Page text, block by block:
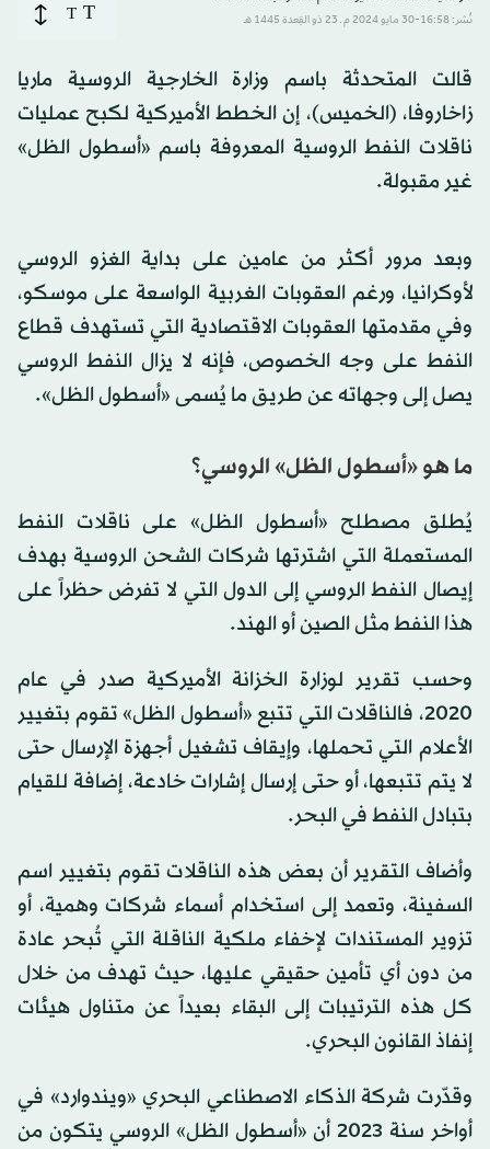
نُشر: 16:58-30 مايو 2024 م ـ 23 ذو القِعدة 1445 هـ
T
T
قالت المتحدثة باسم وزارة الخارجية الروسية ماريا
زاخاروفا، (الخميس)، إن الخطط الأميركية لكبح عمليات
ناقلات النفط الروسية المعروفة باسم «أسطول الظل»
غير مقبولة.
وبعد مرور أكثر من عامين على بداية الغزو الروسي
لأوكرانيا، ورغم العقوبات الغربية الواسعة على موسكو،
وفي مقدمتها العقوبات الاقتصادية التي تستهدف قطاع
النفط على وجه الخصوص، فإنه لا يزال النفط الروسي
يصل إلى وجهاته عن طريق ما يُسمى «أسطول الظل».
ما هو «أسطول الظل» الروسي؟
يُطلق مصطلح «أسطول الظل» على ناقلات النفط
المستعملة التي اشترتها شركات الشحن الروسية بهدف
إيصال النفط الروسي إلى الدول التي لا تفرض حظراً على
هذا النفط مثل الصين أو الهند.
وحسب تقرير لوزارة الخزانة الأميركية صدر في عام
2020، فالناقلات التي تتبع «أسطول الظل» تقوم بتغيير
الأعلام التي تحملها، وإيقاف تشغيل أجهزة الإرسال حتى
لا يتم تتبعها، أو حتى إرسال إشارات خادعة، إضافة للقيام
بتبادل النفط في البحر.
وأضاف التقرير أن بعض هذه الناقلات تقوم بتغيير اسم
السفينة، وتعمد إلى استخدام أسماء شركات وهمية، أو
تزوير المستندات لإخفاء ملكية الناقلة التي تُبحر عادة
من دون أي تأمين حقيقي عليها، حيث تهدف من خلال
كل هذه الترتيبات إلى البقاء بعيداً عن متناول هيئات
إنفاذ القانون البحري.
وقدّرت شركة الذكاء الاصطناعي البحري «ويندوارد» في
أواخر سنة 2023 أن «أسطول الظل» الروسي يتكون من